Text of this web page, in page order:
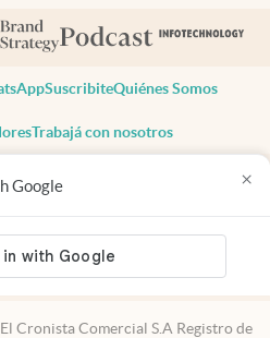
Google ×
SuscribiteQuiénes Somos
Trabajá con nosotros
reservados
11 7078-3270
Cronista Comercial S.A Registro de